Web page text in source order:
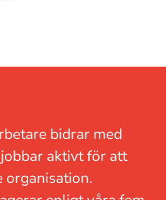
bidrar med
aktivt för att
organisation.